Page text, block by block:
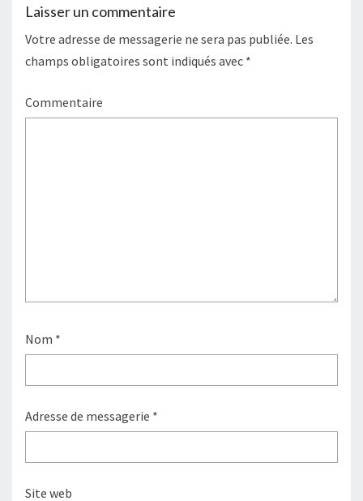
Laisser un commentaire
Votre adresse de messagerie ne sera pas publiée. Les
champs obligatoires sont indiqués avec *
Commentaire
Nom *
Adresse de messagerie *
Site web